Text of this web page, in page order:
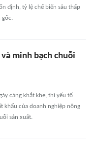
định, tỷ lệ chế biến sâu thấp
gốc.
minh bạch chuỗi
càng khắt khe, thì yếu tố
khẩu của doanh nghiệp nông
sản xuất.